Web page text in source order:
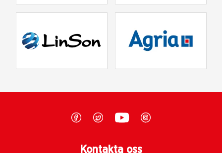
Kontakta oss